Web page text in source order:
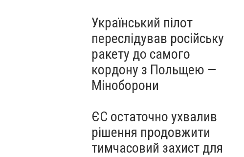
Український пілот
переслідував російську
ракету до самого
кордону з Польщею —
Міноборони
ЄС остаточно ухвалив
рішення продовжити
тимчасовий захист для